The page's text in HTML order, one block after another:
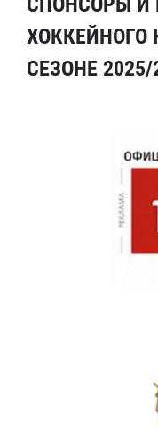
ХОККЕЙНОГО
СЕЗОНЕ 2025/